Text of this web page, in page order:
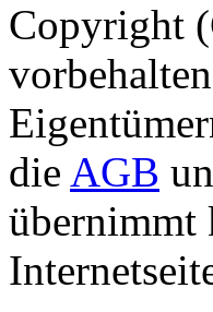
Copyright
die AGB
übernimmt